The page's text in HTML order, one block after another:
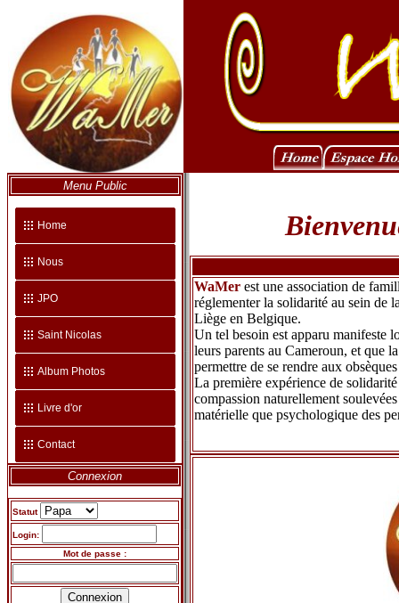
WaMer est une association de
réglementer la solidarité au sein de
Liège en Belgique.
Un tel besoin est apparu manifeste
leurs parents au Cameroun, et que
permettre de se rendre aux
La première expérience de
compassion naturellement
matérielle que psychologique des
Menu Public
Home
Nous
JPO
Saint Nicolas
Album Photos
Livre d'or
Contact
Connexion
Statut
Login:
Mot de passe :